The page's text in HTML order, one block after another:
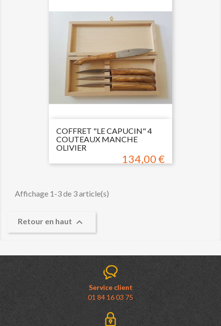
COFFRET "LE CAPUCIN" 4
COUTEAUX MANCHE
OLIVIER
Prix
134,00 €
Affichage 1-3 de 3 article(s)
Retour en haut 
Service client
01 84 16 03 75